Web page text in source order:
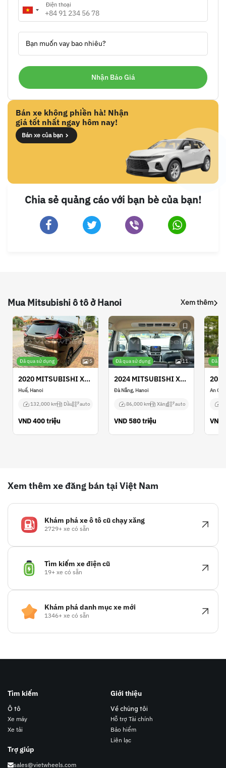
Điện thoại
Bạn muốn vay bao nhiêu?
Bán xe không phiền hà! Nhận
giá tốt nhất ngay hôm nay!
Bán xe của bạn
Chia sẻ quảng cáo với bạn bè của bạn!
Mua Mitsubishi ô tô ở Hanoi Xem thêm
Đã qua sử dụng 5
2020 MITSUBISHI XPANDER
Huế, Hanoi
132,000 km Dầu auto
VND400 triệu
Đã qua sử dụng 11
2024 MITSUBISHI XPANDER
Đà Nẵng, Hanoi
86,000 km Xăng auto
VND 580 triệu
Đã
An
VND
Xem thêm xe đăng bán tại Việt Nam
Khám phá xe ô tô cũ chạy xăng
2729+ xe có sẵn
Tìm kiếm xe điện cũ
19+ xe có sẵn
Khám phá danh mục xe mới
1346+ xe có sẵn
Tìm kiếm
Ô tô
Xe máy
Xe tải
Giới thiệu
Về chúng tôi
Hỗ trợ Tài chính
Bảo hiểm
Liên lạc
Trợ giúp
sales@vietwheels.com